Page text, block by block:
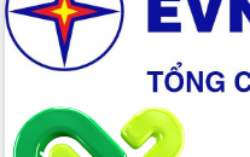
Phó Chủ tịch UBND tỉnh Đắk Lắk
Trương Công Thái kiểm tra thực địa
Dự án cao tốc Khánh Hòa - Buôn Ma
Định vị cà phê Việt Nam như một “di
sản sống” trong dòng chảy toàn cầu